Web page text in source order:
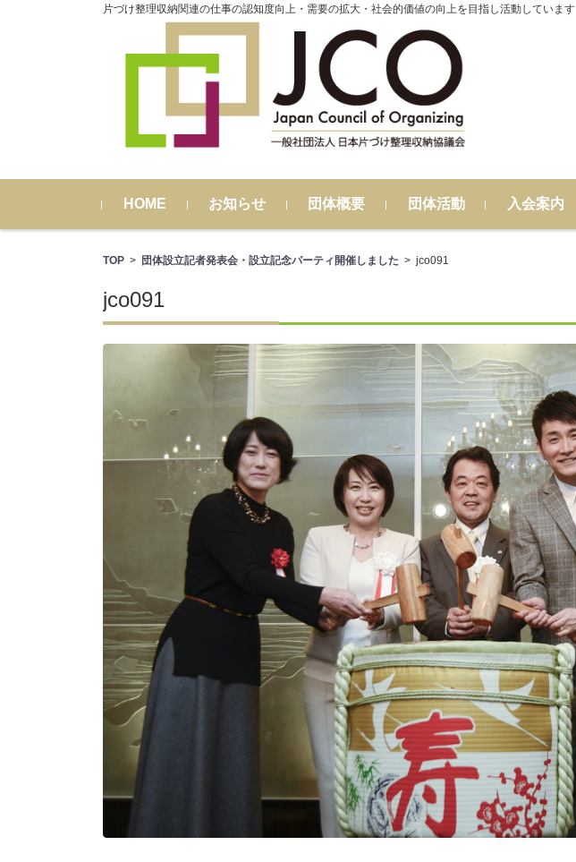
片づけ整理収納関連の仕事の認知度向上・需要の拡大・社会的価値の向上を目指し活動しています
コンテンツに移動
HOME
お知らせ 団体概要 団体活動 入会案内
TOP> 団体設立記者発表会・設立記念パーティ開催しました > jco091
jco091